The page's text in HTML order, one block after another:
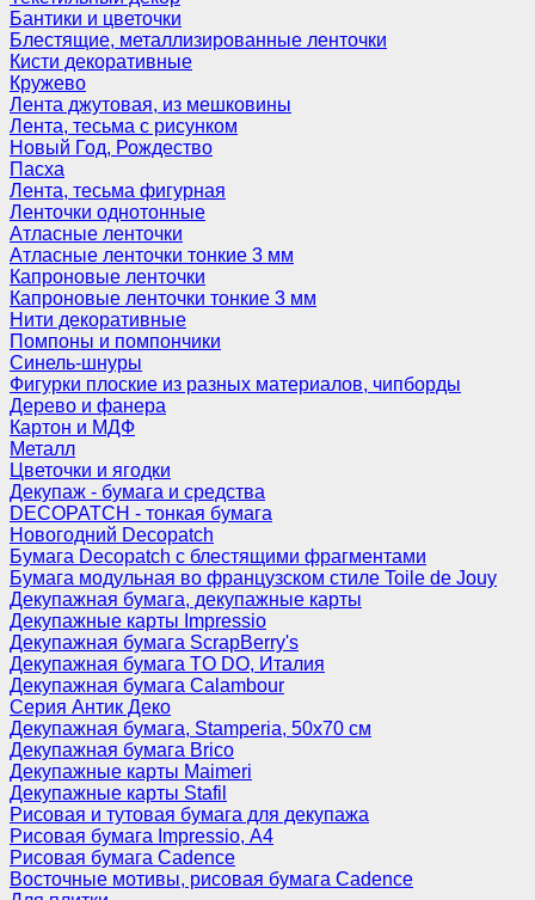
Бантики и цветочки
Блестящие, металлизированные ленточки
Кисти декоративные
Кружево
Лента джутовая, из мешковины
Лента, тесьма с рисунком
Новый Год, Рождество
Пасха
Лента, тесьма фигурная
Ленточки однотонные
Атласные ленточки
Атласные ленточки тонкие 3 мм
Капроновые ленточки
Капроновые ленточки тонкие 3 мм
Нити декоративные
Помпоны и помпончики
Синель-шнуры
Фигурки плоские из разных материалов, чипборды
Дерево и фанера
Картон и МДФ
Металл
Цветочки и ягодки
Декупаж - бумага и средства
DECOPATCH - тонкая бумага
Новогодний Decopatch
Бумага Decopatch с блестящими фрагментами
Бумага модульная во французском стиле Toile de Jouy
Декупажная бумага, декупажные карты
Декупажные карты Impressio
Декупажная бумага ScrapBerry's
Декупажная бумага TO DO, Италия
Декупажная бумага Calambour
Серия Антик Деко
Декупажная бумага, Stamperia, 50х70 см
Декупажная бумага Brico
Декупажные карты Maimeri
Декупажные карты Stafil
Рисовая и тутовая бумага для декупажа
Рисовая бумага Impressio, А4
Рисовая бумага Cadence
Восточные мотивы, рисовая бумага Cadence